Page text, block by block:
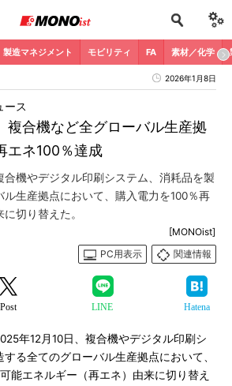
製造マネジメント モビリティ FA 素材／化学
2026年1月8日
複合機など全グローバル生産拠
エネ100％達成
ース
合機やデジタル印刷システム、消耗品を製
生産拠点において、購入電力を100％再
切り替えた。
[MONOist]
PC用表示
関連情報
Post LINE Hatena
年12月10日、複合機やデジタル印刷シ
る全てのグローバル生産拠点において、
能エネルギー（再エネ）由来に切り替え